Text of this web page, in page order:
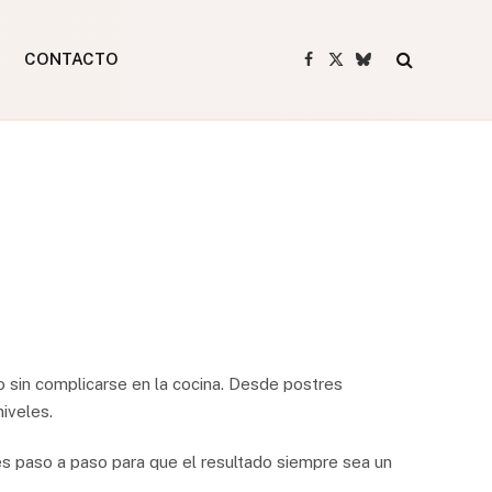
CONTACTO
Facebook
X
Bluesky
complicarse en la cocina. Desde postres
paso a paso para que el resultado siempre sea un